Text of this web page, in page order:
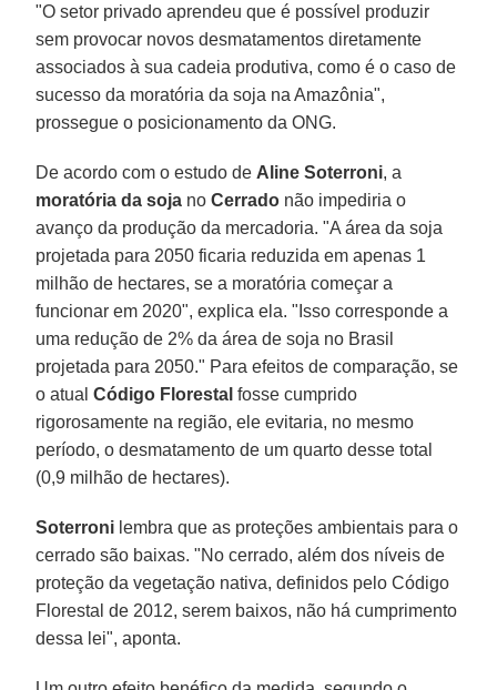
"O setor privado aprendeu que é possível produzir
sem provocar novos desmatamentos diretamente
associados à sua cadeia produtiva, como é o caso de
sucesso da moratória da soja na Amazônia",
prossegue o posicionamento da ONG.
De acordo com o estudo de Aline Soterroni, a
moratória da soja noCerrado não impediria o
avanço da produção da mercadoria. "A área da soja
projetada para 2050 ficaria reduzida em apenas 1
milhão de hectares, se a moratória começar a
funcionar em 2020", explica ela. "Isso corresponde a
uma redução de 2% da área de soja no Brasil
projetada para 2050." Para efeitos de comparação, se
o atualCódigo Florestal fosse cumprido
rigorosamente na região, ele evitaria, no mesmo
período, o desmatamento de um quarto desse total
(0,9 milhão de hectares).
Soterroni lembra que as proteções ambientais para o
cerrado são baixas. "No cerrado, além dos níveis de
proteção da vegetação nativa, definidos pelo Código
Florestal de 2012, serem baixos, não há cumprimento
dessa lei", aponta.